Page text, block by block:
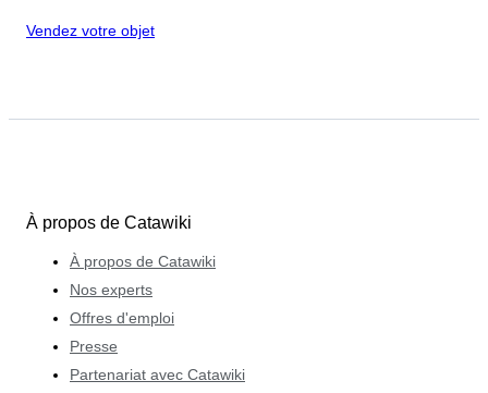
Vendez votre objet
À propos de Catawiki
À propos de Catawiki
Nos experts
Offres d'emploi
Presse
Partenariat avec Catawiki